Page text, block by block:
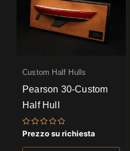
Custom Half Hulls
Pearson 30-Custom
Half Hull
Valutato
0
su
Prezzo su richiesta